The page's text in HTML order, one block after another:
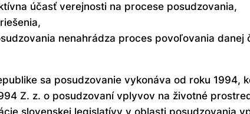
účasť verejnosti na procese posudzovania,
nenahrádza proces povoľovania danej
sa posudzovanie vykonáva od roku 1994,
Z. z. o posudzovaní vplyvov na životné